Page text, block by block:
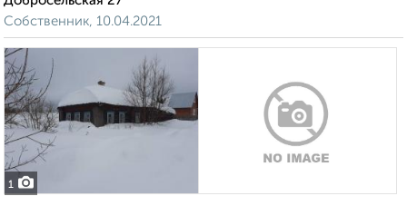
Собственник, 10.04.2021
1